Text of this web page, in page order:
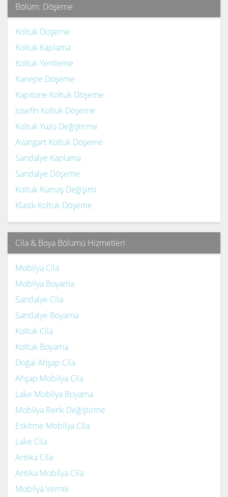
Bölüm: Döşeme
Koltuk Döşeme
Koltuk Kaplama
Koltuk Yenileme
Kanepe Döşeme
Kapitone Koltuk Döşeme
Josefin Koltuk Döşeme
Koltuk Yüzü Değiştirme
Avangart Koltuk Döşeme
Sandalye Kaplama
Sandalye Döşeme
Koltuk Kumaş Değişimi
Klasik Koltuk Döşeme
Cila & Boya Bölümü Hizmetleri
Mobilya Cila
Mobilya Boyama
Sandalye Cila
Sandalye Boyama
Koltuk Cila
Koltuk Boyama
Doğal Ahşap Cila
Ahşap Mobilya Cila
Lake Mobilya Boyama
Mobilya Renk Değiştirme
Eskitme Mobilya Cila
Lake Cila
Antika Cila
Antika Mobilya Cila
Mobilya Vernik